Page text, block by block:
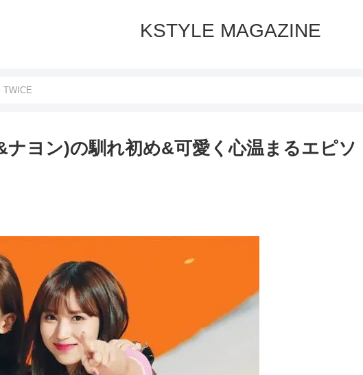
KSTYLE MAGAZINE
TWICE
ヨン)の馴れ初め&可愛く心温まるエピソ